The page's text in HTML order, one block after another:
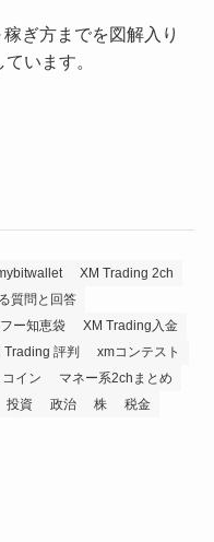
ぎ方までを図解入り
います。
XM Trading 2ch
質問と回答
ー知恵袋
XM Trading入金
Trading 評判
xmコンテスト
イン
マネー系2chまとめ
投資 政治 株
税金